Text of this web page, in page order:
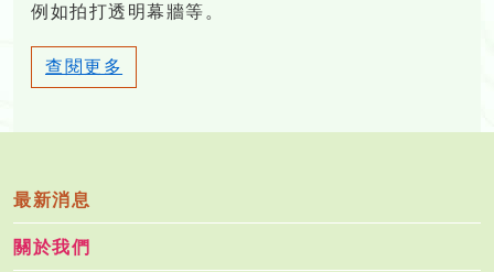
例如拍打透明幕牆等。
查閱更多
最新消息
關於我們